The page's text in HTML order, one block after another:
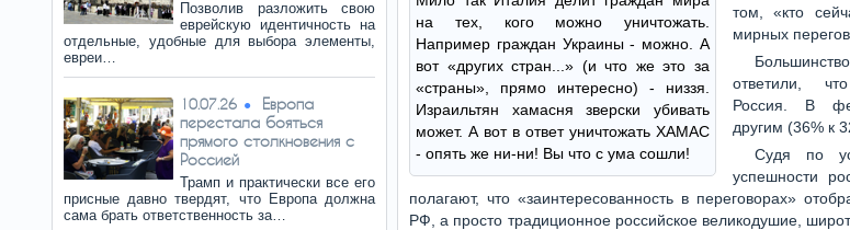
Позволив разложить свою
еврейскую идентичность на
отдельные, удобные для выбора элементы,
евреи…
10.07.26
Европа
перестала бояться
прямого столкновения с
Россией
Трамп и практически все его
присные давно твердят, что Европа должна
сама брать ответственность за…
на тех, кого можно уничтожать.
Например граждан Украины - можно. А
вот «других стран...» (и что же это за
«страны», прямо интересно) - низзя.
Израильтян хамасня зверски убивать
может. А вот в ответ уничтожать ХАМАС
- опять же ни-ни! Вы что с ума сошли!
том, «кто
мирных
ответили,
Россия. В
другим (36% к
Судя по
успешности
полагают, что «заинтересованность в переговорах»
РФ, а просто традиционное российское великодушие,